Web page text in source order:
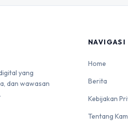
yang
dan wawasan
NAVIGASI
Home
Berita
Kebijakan
Tentang